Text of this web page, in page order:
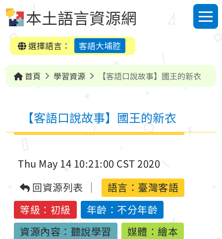
本土語言資源網
選單
選擇語言：
客語大埔腔
首頁 學習資源 【客語口說故事】國王的新衣
【客語口說故事】國王的新衣
Thu May 14 10:21:00 CST 2020
回資源列表
語言： 臺灣客語
等級：初級
年齡：不分年齡
資源內容：聽說學習
媒體：繪本